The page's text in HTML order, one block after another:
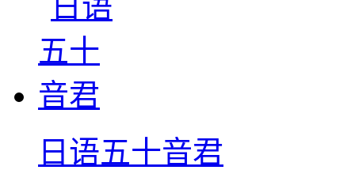
日语五十音君